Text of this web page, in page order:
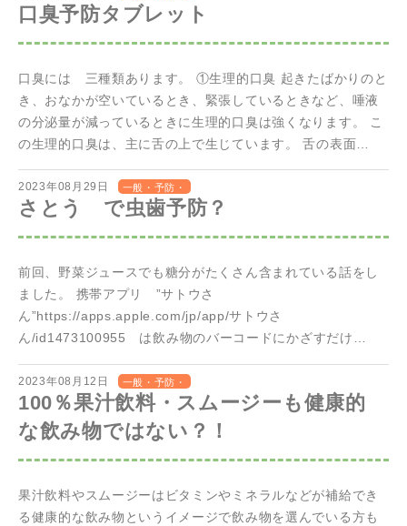
歯周
口臭予防タブレット
口臭には 三種類あります。 ①生理的口臭 起きたばかりのと
き、おなかが空いているとき、緊張しているときなど、唾液
の分泌量が減っているときに生理的口臭は強くなります。 こ
の生理的口臭は、主に舌の上で生じています。 舌の表面…
2023年08月29日
一般・予防・
歯周
さとう で虫歯予防？
前回、野菜ジュースでも糖分がたくさん含まれている話をし
ました。 携帯アプリ ”サトウさ
ん”https://apps.apple.com/jp/app/サトウさ
ん/id1473100955 は飲み物のバーコードにかざすだけ…
2023年08月12日
一般・予防・
歯周
100％果汁飲料・スムージーも健康的
な飲み物ではない？！
果汁飲料やスムージーはビタミンやミネラルなどが補給でき
る健康的な飲み物というイメージで飲み物を選んでいる方も